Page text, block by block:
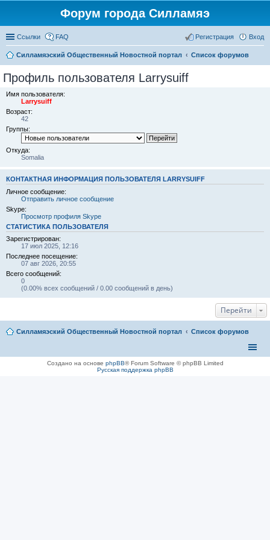
Форум города Силламяэ
Ссылки FAQ Вход
Регистрация
Силламяэский Общественный Новостной портал Список форумов
Профиль пользователя Larrysuiff
Имя пользователя:
Larrysuiff
Возраст:
42
Группы:
Откуда:
Somalia
КОНТАКТНАЯ ИНФОРМАЦИЯ ПОЛЬЗОВАТЕЛЯ LARRYSUIFF
Личное сообщение:
Отправить личное сообщение
Skype:
Просмотр профиля Skype
СТАТИСТИКА ПОЛЬЗОВАТЕЛЯ
Зарегистрирован:
17 июл 2025, 12:16
Последнее посещение:
07 авг 2026, 20:55
Всего сообщений:
0
(0.00% всех сообщений / 0.00 сообщений в день)
Перейти
Силламяэский Общественный Новостной портал Список форумов
Создано на основе phpBB® Forum Software © phpBB Limited
Русская поддержка phpBB